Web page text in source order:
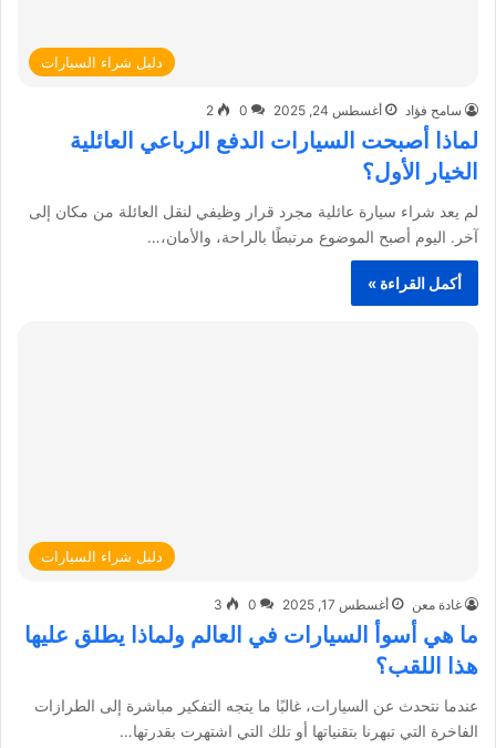
دليل شراء السيارات
سامح فؤاد أغسطس 24, 2025 0
2
لماذا أصبحت السيارات الدفع الرباعي العائلية
الخيار الأول؟
لم يعد شراء سيارة عائلية مجرد قرار وظيفي لنقل العائلة من مكان إلى
آخر. اليوم أصبح الموضوع مرتبطًا بالراحة، والأمان،…
أكمل القراءة »
دليل شراء السيارات
غادة معن أغسطس 17, 2025 0
3
ما هي أسوأ السيارات في العالم ولماذا يطلق عليها
هذا اللقب؟
عندما نتحدث عن السيارات، غالبًا ما يتجه التفكير مباشرة إلى الطرازات
الفاخرة التي تبهرنا بتقنياتها أو تلك التي اشتهرت بقدرتها…